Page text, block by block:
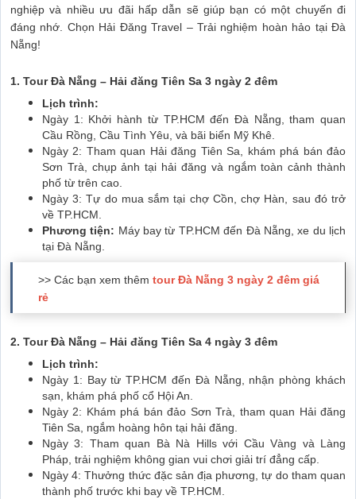
nghiệp và nhiều ưu đãi hấp dẫn sẽ giúp bạn có một chuyến đi
đáng nhớ. Chọn Hải Đăng Travel – Trải nghiệm hoàn hảo tại Đà
Nẵng!
1. Tour Đà Nẵng – Hải đăng Tiên Sa 3 ngày 2 đêm
Lịch trình:
Ngày 1: Khởi hành từ TP.HCM đến Đà Nẵng, tham quan
Cầu Rồng, Cầu Tình Yêu, và bãi biển Mỹ Khê.
Ngày 2: Tham quan Hải đăng Tiên Sa, khám phá bán đảo
Sơn Trà, chụp ảnh tại hải đăng và ngắm toàn cảnh thành
phố từ trên cao.
Ngày 3: Tự do mua sắm tại chợ Cồn, chợ Hàn, sau đó trở
về TP.HCM.
Phương tiện: Máy bay từ TP.HCM đến Đà Nẵng, xe du lịch
tại Đà Nẵng.
>> Các bạn xem thêm tour Đà Nẵng 3 ngày 2 đêm giá
rẻ
2. Tour Đà Nẵng – Hải đăng Tiên Sa 4 ngày 3 đêm
Lịch trình:
Ngày 1: Bay từ TP.HCM đến Đà Nẵng, nhận phòng khách
sạn, khám phá phố cổ Hội An.
Ngày 2: Khám phá bán đảo Sơn Trà, tham quan Hải đăng
Tiên Sa, ngắm hoàng hôn tại hải đăng.
Ngày 3: Tham quan Bà Nà Hills với Cầu Vàng và Làng
Pháp, trải nghiệm không gian vui chơi giải trí đẳng cấp.
Ngày 4: Thưởng thức đặc sản địa phương, tự do tham quan
thành phố trước khi bay về TP.HCM.